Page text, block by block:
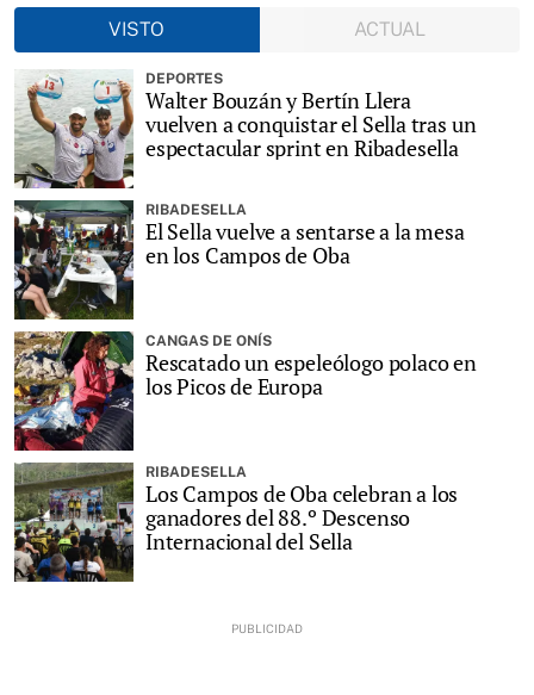
VISTO
ACTUAL
DEPORTES
Walter Bouzán y Bertín Llera
vuelven a conquistar el Sella tras un
espectacular sprint en Ribadesella
RIBADESELLA
El Sella vuelve a sentarse a la mesa
en los Campos de Oba
CANGAS DE ONÍS
Rescatado un espeleólogo polaco en
los Picos de Europa
RIBADESELLA
Los Campos de Oba celebran a los
ganadores del 88.º Descenso
Internacional del Sella